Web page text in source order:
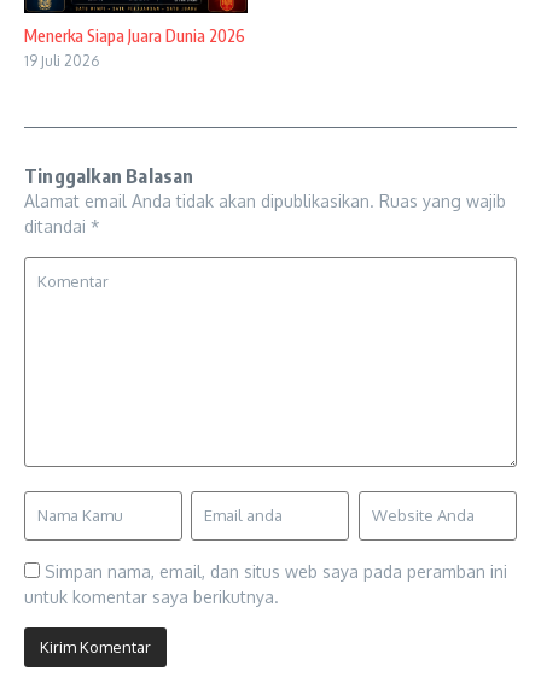
Menerka Siapa Juara Dunia 2026
19 Juli 2026
Tinggalkan Balasan
Alamat email Anda tidak akan dipublikasikan. Ruas yang wajib
ditandai *
Simpan nama, email, dan situs web saya pada peramban ini
untuk komentar saya berikutnya.